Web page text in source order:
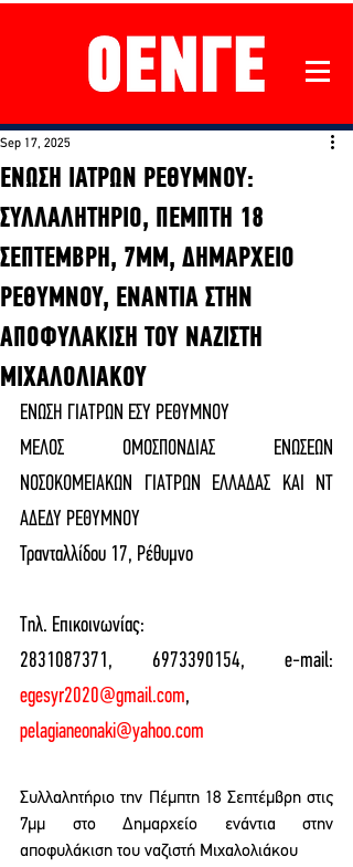
ΕΝΩΣΗ ΙΑΤΡΩΝ ΡΕΘΥΜΝΟΥ:
ΣΥΛΛΑΛΗΤΗΡΙΟ, ΠΕΜΠΤΗ 18
ΣΕΠΤΕΜΒΡΗ, 7ΜΜ, ΔΗΜΑΡΧΕΙΟ
ΡΕΘΥΜΝΟΥ, ΕΝΑΝΤΙΑ ΣΤΗΝ
ΑΠΟΦΥΛΑΚΙΣΗ ΤΟΥ ΝΑΖΙΣΤΗ
ΜΙΧΑΛΟΛΙΑΚΟΥ
Sep 17, 2025
ΕΝΩΣΗ ΓΙΑΤΡΩΝ ΕΣΥ ΡΕΘΥΜΝΟΥ
ΜΕΛΟΣ ΟΜΟΣΠΟΝΔΙΑΣ ΕΝΩΣΕΩΝ
ΝΟΣΟΚΟΜΕΙΑΚΩΝ ΓΙΑΤΡΩΝ ΕΛΛΑΔΑΣ ΚΑΙ ΝΤ
ΑΔΕΔΥ ΡΕΘΥΜΝΟΥ
Τρανταλλίδου 17, Ρέθυμνο
Τηλ. Επικοινωνίας:
egesyr2020@gmail.com
pelagianeonaki@yahoo.com
Συλλαλητήριο την Πέμπτη 18 Σεπτέμβρη στις
7μμ στο Δημαρχείο ενάντια στην
αποφυλάκιση του ναζιστή Μιχαλολιάκου